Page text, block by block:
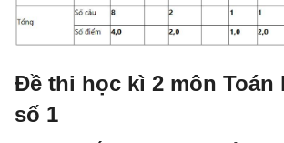
Đề thi học kì 2 môn Toán
số 1